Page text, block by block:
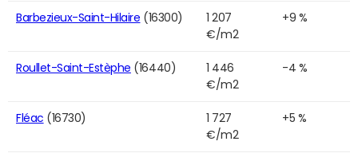
Barbezieux-Saint-Hilaire (16300)
1 207
€/m2
+9 %
Roullet-Saint-Estèphe (16440)
1 446
€/m2
-4 %
Fléac (16730)
1 727
€/m2
+5 %